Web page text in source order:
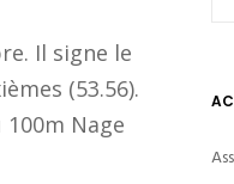
Il signe le
(53.56).
Nage